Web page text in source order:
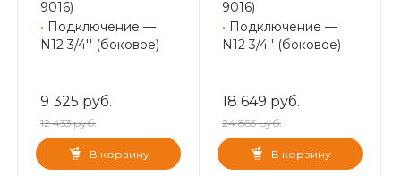
9016)
• Подключение —
N12 3/4'' (боковое)
9 325 руб.
12 433 руб.
В корзину
9016)
• Подключение —
N12 3/4'' (боковое)
18 649 руб.
24 865 руб.
В корзину